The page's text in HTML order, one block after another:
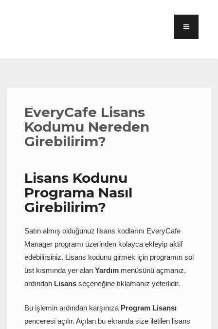
EveryCafe Lisans
Kodumu Nereden
Girebilirim?
Lisans Kodunu
Programa Nasıl
Girebilirim?
Satın almış olduğunuz lisans kodlarını EveryCafe
Manager programı üzerinden kolayca ekleyip aktif
edebilirsiniz. Lisans kodunu girmek için programın sol
üst kısmında yer alan Yardım menüsünü açmanız,
ardından Lisans seçeneğine tıklamanız yeterlidir.
Bu işlemin ardından karşınıza Program Lisansı
penceresi açılır. Açılan bu ekranda size iletilen lisans